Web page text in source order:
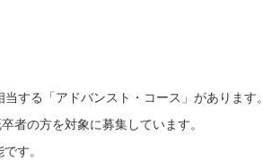
する「アドバンスト・コース」があります。
者の方を対象に募集しています。
す。